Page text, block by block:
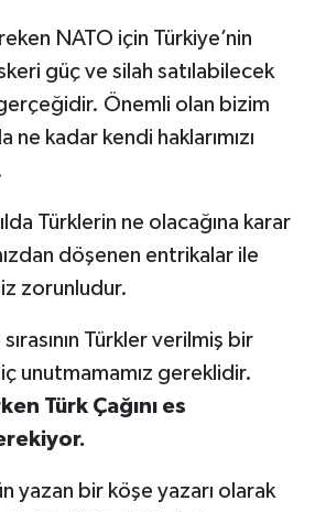
NATO için Türkiye’nin
güç ve silah satılabilecek
Önemli olan bizim
ne kadar kendi haklarımızı
Türklerin ne olacağına karar
döşenen entrikalar ile
zorunludur.
Türkler verilmiş bir
unutmamamız gereklidir.
Türk Çağını es
yazan bir köşe yazarı olarak